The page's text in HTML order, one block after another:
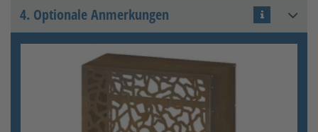
Schnellberoster
4. Optionale Anmerkungen